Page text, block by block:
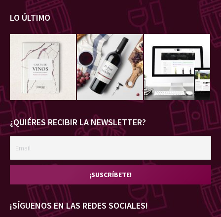
LO ÚLTIMO
¿QUIÉRES RECIBIR LA NEWSLETTER?
¡SÍGUENOS EN LAS REDES SOCIALES!